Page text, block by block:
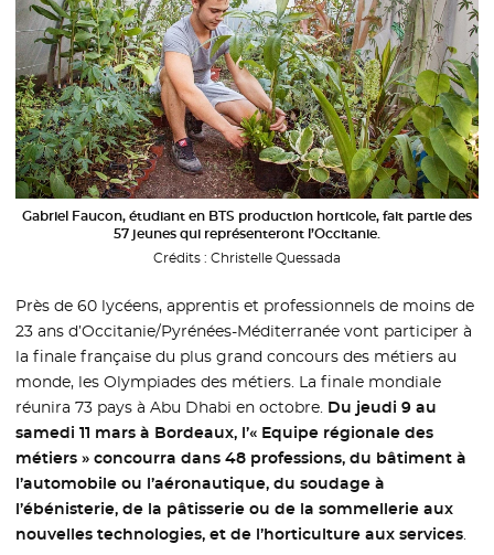
Gabriel Faucon, étudiant en BTS production horticole, fait partie des
57 jeunes qui représenteront l’Occitanie.
Crédits : Christelle Quessada
Près de 60 lycéens, apprentis et professionnels de moins de
23 ans d’Occitanie/Pyrénées-Méditerranée vont participer à
la finale française du plus grand concours des métiers au
monde, les Olympiades des métiers. La finale mondiale
réunira 73 pays à Abu Dhabi en octobre. Du jeudi 9 au
samedi 11 mars à Bordeaux, l’« Equipe régionale des
métiers » concourra dans 48 professions, du bâtiment à
l’automobile ou l’aéronautique, du soudage à
l’ébénisterie, de la pâtisserie ou de la sommellerie aux
nouvelles technologies, et de l’horticulture aux services